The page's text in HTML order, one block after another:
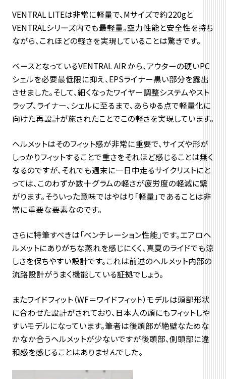
VENTRAL LITEは非常に軽量で、Mサイズで約220gと
VENTRALシリーズ内でも最軽量。空力性能と安全性を持ち
ながら、これほどの軽さを実現していることは驚きです。
ベースとなっているVENTRAL AIR から、アウターの硬いPC
シェルを必要最低限に抑え、EPSライナー黒い部分を露出
させました。そして、細くなったワイヤー調整システムやスト
ラップ、ライナー、シェルに至るまで、あらゆる点で軽量化に
向けた再設計が施されたことでこの軽さを実現しています。
ヘルメットはそのフィット感が非常に重要で、サイズや形が
しっかりフィットすることで重さをそれほど感じることは無く
なるのですが、それでも週末に一日中走るサイクリストにと
っては、このわずか数十グラムの軽さが疲労度の軽減に繋
がります。そういった意味ではやはり「軽量」であることは非
常に重要な要素なのです。
さらに特筆すべきは「ベンチレーション性能」です。エアロヘ
ルメットにありがちな蒸れを感じにくく、真夏のライドでも涼
しさを保ちやすい設計です。これは前述のヘルメット内部の
流路設計がうまく機能している証拠でしょう。
またワイドフィット（WF＝ワイドフィット）モデルは頭部形状
に合わせた設計がされており、日本人の頭にもフィットしや
すいモデルになっています。筆者は後頭部が絶壁なためな
かなか合うヘルメットが少ないですが後頭部、側頭部に違
和感を感じることはありませんでした。